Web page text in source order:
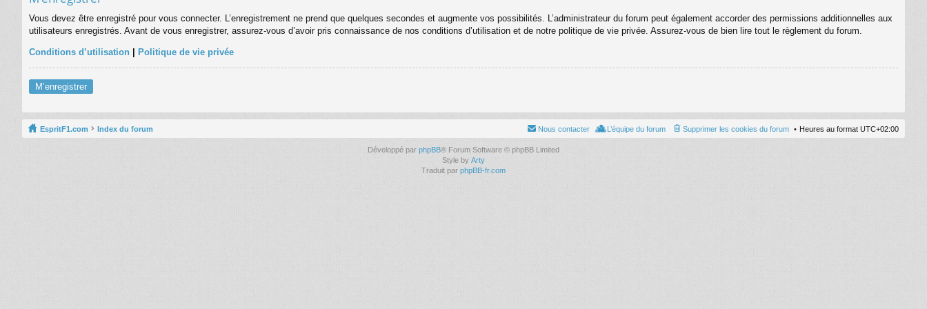
Vous devez être enregistré pour vous connecter. L’enregistrement ne prend que quelques secondes et augmente vos possibilités. L’administrateur du forum peut également accorder des permissions additionnelles aux
utilisateurs enregistrés. Avant de vous enregistrer, assurez-vous d’avoir pris connaissance de nos conditions d’utilisation et de notre politique de vie privée. Assurez-vous de bien lire tout le règlement du forum.
Conditions d’utilisation Politique de vie privée
M’enregistrer
EspritF1.com Index du forum Heures au format UTC+02:00
Supprimer les cookies du forum
L’équipe du forum
Nous contacter
Développé par phpBB® Forum Software © phpBB Limited
Style by Arty
Traduit par phpBB-fr.com